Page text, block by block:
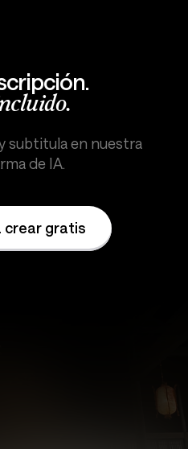
subtitula en nuestra
de IA.
crear gratis